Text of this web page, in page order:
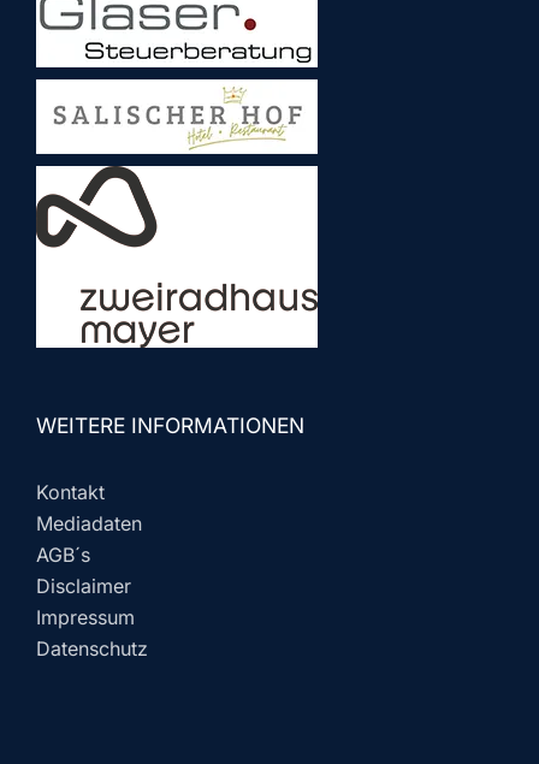
WEITERE INFORMATIONEN
Kontakt
Mediadaten
AGB´s
Disclaimer
Impressum
Datenschutz